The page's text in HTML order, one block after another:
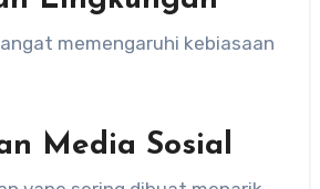
memengaruhi kebiasaan
Media Sosial